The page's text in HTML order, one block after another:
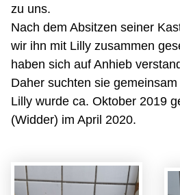
zu uns.
Nach dem Absitzen seiner
wir ihn mit Lilly zusammen
haben sich auf Anhieb
Daher suchten sie
Lilly wurde ca. Oktober 2019
(Widder) im April 2020.